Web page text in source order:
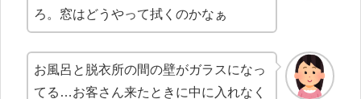
ろ。窓はどうやって拭くのかなぁ
お風呂と脱衣所の間の壁がガラスになっ
てる…お客さん来たときに中に入れなく